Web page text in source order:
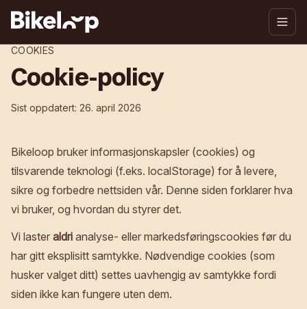
COOKIES
Cookie-policy
Sist oppdatert: 26. april 2026
Bikeloop bruker informasjonskapsler (cookies) og
tilsvarende teknologi (f.eks. localStorage) for å levere,
sikre og forbedre nettsiden vår. Denne siden forklarer hva
vi bruker, og hvordan du styrer det.
Vi laster aldri analyse- eller markedsføringscookies før du
har gitt eksplisitt samtykke. Nødvendige cookies (som
husker valget ditt) settes uavhengig av samtykke fordi
siden ikke kan fungere uten dem.